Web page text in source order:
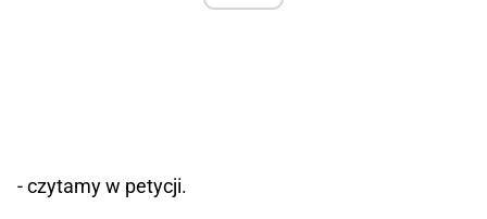
- czytamy w petycji.